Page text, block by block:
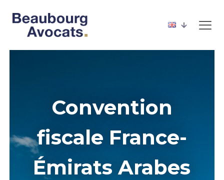
Convention
fiscale France-
Émirats Arabes